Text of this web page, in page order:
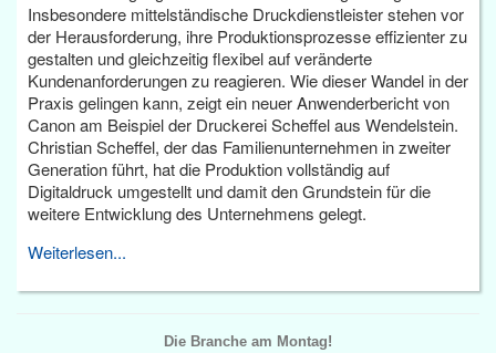
Insbesondere mittelständische Druckdienstleister stehen vor
der Herausforderung, ihre Produktionsprozesse effizienter zu
gestalten und gleichzeitig flexibel auf veränderte
Kundenanforderungen zu reagieren. Wie dieser Wandel in der
Praxis gelingen kann, zeigt ein neuer Anwenderbericht von
Canon am Beispiel der Druckerei Scheffel aus Wendelstein.
Christian Scheffel, der das Familienunternehmen in zweiter
Generation führt, hat die Produktion vollständig auf
Digitaldruck umgestellt und damit den Grundstein für die
weitere Entwicklung des Unternehmens gelegt.
Weiterlesen...
Die Branche am Montag!